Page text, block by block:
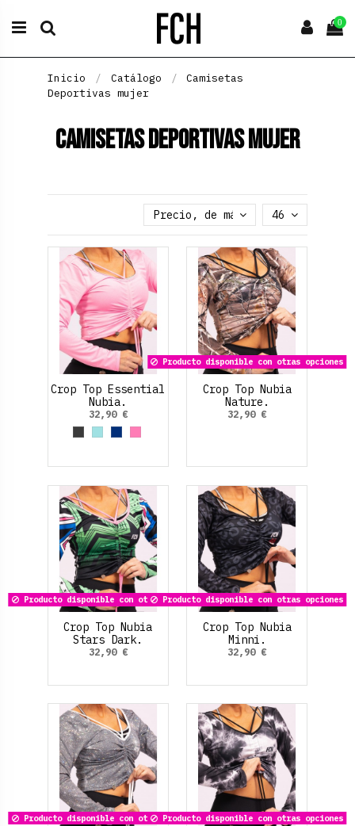
0
Inicio Catálogo
Camisetas
Deportivas mujer
Camisetas Deportivas mujer
Precio, de más alto a más bajo
46
Crop Top Essential
Nubia.
32,90 €
Gris Oscuro
Azul cielo
Azul Marino
Rosa claro
Producto disponible con otras opciones
Crop Top Nubia
Nature.
32,90 €
Producto disponible con otras opciones
Crop Top Nubia
Stars Dark.
32,90 €
Producto disponible con otras opciones
Crop Top Nubia
Minni.
32,90 €
Producto disponible con otras opcionesProducto disponible con otras opciones